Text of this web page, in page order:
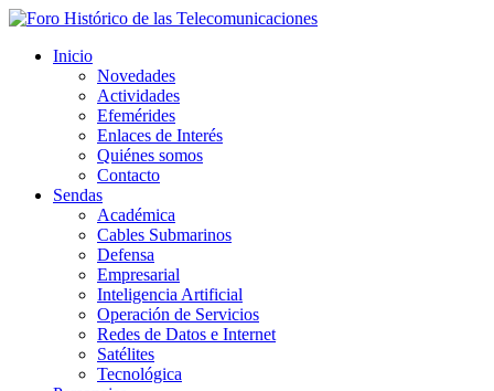
Inicio
Novedades
Actividades
Efemérides
Enlaces de Interés
Quiénes somos
Contacto
Sendas
Académica
Cables Submarinos
Defensa
Empresarial
Inteligencia Artificial
Operación de Servicios
Redes de Datos e Internet
Satélites
Tecnológica